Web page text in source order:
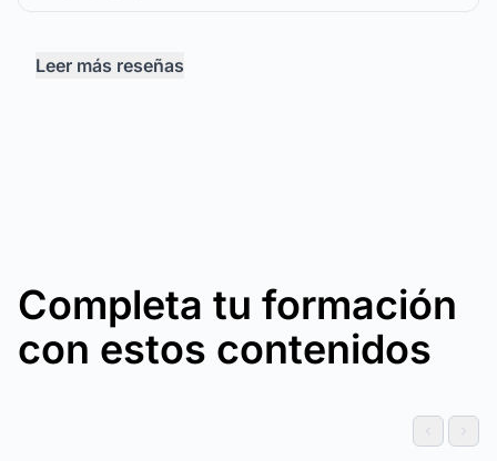
Leer más reseñas
Completa tu formación
con estos contenidos